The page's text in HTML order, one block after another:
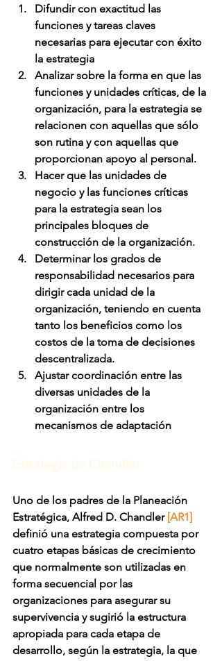
Difundir con exactitud las
funciones y tareas claves
necesarias para ejecutar con éxito
la estrategia
Analizar sobre la forma en que las
funciones y unidades críticas, de la
organización, para la estrategia se
relacionen con aquellas que sólo
son rutina y con aquellas que
proporcionan apoyo al personal.
Hacer que las unidades de
negocio y las funciones críticas
para la estrategia sean los
principales bloques de
construcción de la organización.
Determinar los grados de
responsabilidad necesarios para
dirigir cada unidad de la
organización, teniendo en cuenta
tanto los beneficios como los
costos de la toma de decisiones
descentralizada.
Ajustar coordinación entre las
diversas unidades de la
organización entre los
mecanismos de adaptación
Estrategia de Chandler
Uno de los padres de la Planeación
Estratégica, Alfred D. Chandler [AR1]
definió una estrategia compuesta por
cuatro etapas básicas de crecimiento
que normalmente son utilizadas en
forma secuencial por las
organizaciones para asegurar su
supervivencia y sugirió la estructura
apropiada para cada etapa de
desarrollo, según la estrategia, la que